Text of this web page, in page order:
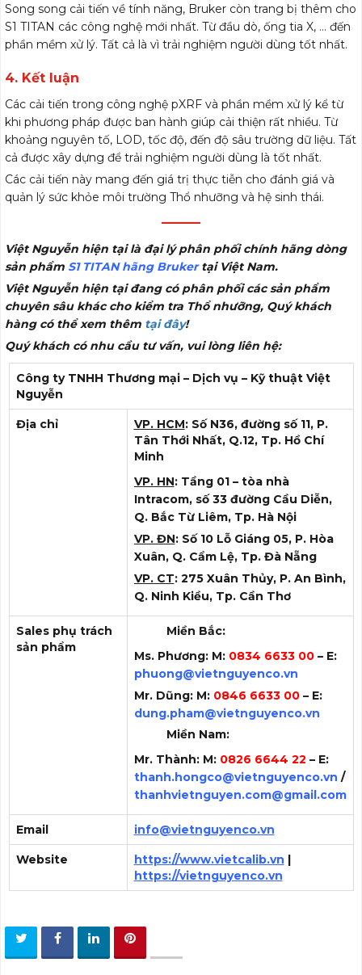
Song song cải tiến về tính năng, Bruker còn trang bị thêm cho
S1 TITAN các công nghệ mới nhất. Từ đầu dò, ống tia X, … đến
phần mềm xử lý. Tất cả là vì trải nghiệm người dùng tốt nhất.
4. Kết luận
Các cải tiến trong công nghệ pXRF và phần mềm xử lý kể từ
khi phương pháp được ban hành giúp cải thiện rất nhiều. Từ
khoảng nguyên tố, LOD, tốc độ, đến độ sâu trường dữ liệu. Tất
cả được xây dựng để trải nghiệm người dùng là tốt nhất.
Các cải tiến này mang đến giá trị thực tiễn cho đánh giá và
quản lý sức khỏe môi trường Thổ nhưỡng và hệ sinh thái.
———
Việt Nguyễn hiện tại là đại lý phân phối chính hãng dòng
sản phẩm S1 TITAN hãng Brukertại Việt Nam.
Việt Nguyễn hiện tại đang có phân phối các sản phẩm
chuyên sâu khác cho kiểm tra Thổ nhưỡng, Quý khách
hàng có thể xem thêm tại đây!
Quý khách có nhu cầu tư vấn, vui lòng liên hệ:
Công ty TNHH Thương mại – Dịch vụ – Kỹ thuật Việt
Nguyễn
Địa chỉ VP. HCM: Số N36, đường số 11, P.
Tân Thới Nhất, Q.12, Tp. Hồ Chí
Minh
VP. HN: Tầng 01 – tòa nhà
Intracom, số 33 đường Cầu Diễn,
Q. Bắc Từ Liêm, Tp. Hà Nội
VP. ĐN: Số 10 Lỗ Giáng 05, P. Hòa
Xuân, Q. Cẩm Lệ, Tp. Đà Nẵng
VP. CT: 275 Xuân Thủy, P. An Bình,
Q. Ninh Kiều, Tp. Cần Thơ
Sales phụ trách
sản phẩm
Miền Bắc:
Ms. Phương: M: 0834 6633 00– E:
phuong@vietnguyenco.vn
Mr. Dũng: M: 0846 6633 00– E:
dung.pham@vietnguyenco.vn
Miền Nam:
Mr. Thành: M: 0826 6644 22 – E:
thanh.hongco@vietnguyenco.vn /
thanhvietnguyen.com@gmail.com
Email info@vietnguyenco.vn
Website https://www.vietcalib.vn |
https://vietnguyenco.vn